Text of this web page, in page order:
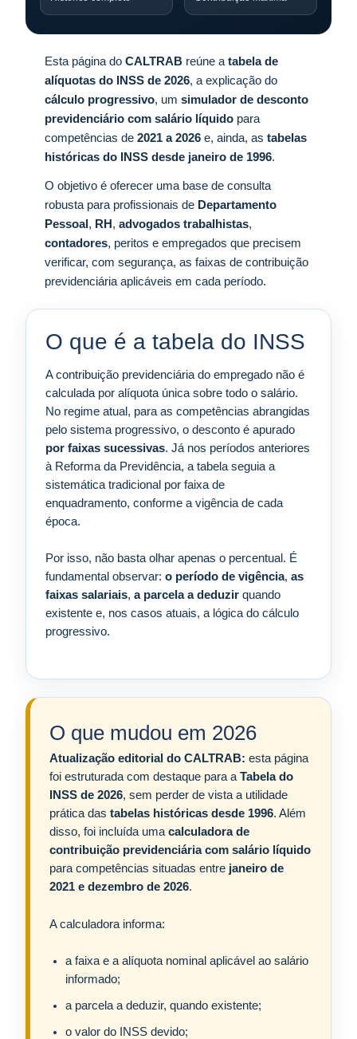
Esta página doCALTRAB reúne atabela de
alíquotas do INSS de 2026, a explicação do
cálculo progressivo, umsimulador de desconto
previdenciário com salário líquido para
competências de2021 a 2026 e, ainda, astabelas
históricas do INSS desde janeiro de 1996.
O objetivo é oferecer uma base de consulta
robusta para profissionais de Departamento
Pessoal, RH,advogados trabalhistas,
contadores, peritos e empregados que precisem
verificar, com segurança, as faixas de contribuição
previdenciária aplicáveis em cada período.
O que é a tabela do INSS
A contribuição previdenciária do empregado não é
calculada por alíquota única sobre todo o salário.
No regime atual, para as competências abrangidas
pelo sistema progressivo, o desconto é apurado
por faixas sucessivas. Já nos períodos anteriores
à Reforma da Previdência, a tabela seguia a
sistemática tradicional por faixa de
enquadramento, conforme a vigência de cada
época.
Por isso, não basta olhar apenas o percentual. É
fundamental observar:o período de vigência,as
faixas salariais,a parcela a deduzir quando
existente e, nos casos atuais, a lógica do cálculo
progressivo.
O que mudou em 2026
Atualização editorial do CALTRAB: esta página
foi estruturada com destaque para aTabela do
INSS de 2026, sem perder de vista a utilidade
prática dastabelas históricas desde 1996. Além
disso, foi incluída umacalculadora de
contribuição previdenciária com salário líquido
para competências situadas entre janeiro de
2021 e dezembro de 2026.
A calculadora informa:
a faixa e a alíquota nominal aplicável ao salário
informado;
a parcela a deduzir, quando existente;
o valor do INSS devido;